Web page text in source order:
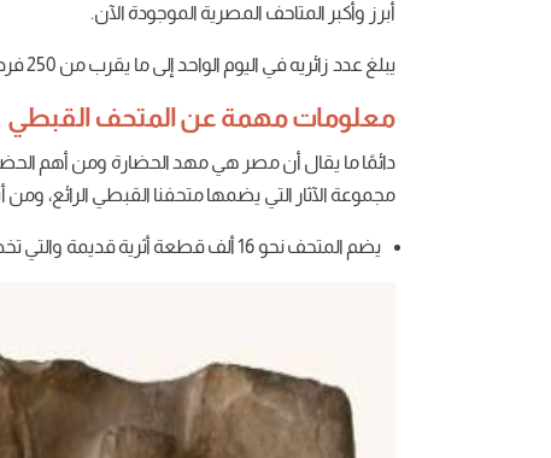
أبرز وأكبر المتاحف المصرية الموجودة الآن.
يبلغ عدد زائريه في اليوم الواحد إلى ما يقرب من 250 فرد من مختلف الجنسيات.
معلومات مهمة عن المتحف القبطي
دائمًا ما يقال أن مصر هي مهد الحضارة ومن أهم
مجموعة الآثار التي يضمها متحفنا القبطي الرائع،
يضم المتحف نحو 16 ألف قطعة أثرية قديمة والتي تخص العصور القبطية القديمة.